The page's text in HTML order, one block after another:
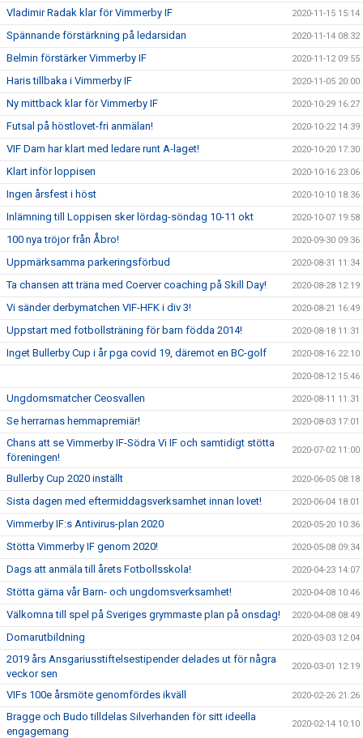
Vladimir Radak klar för Vimmerby IF 2020-11-15 15:14
Spännande förstärkning på ledarsidan 2020-11-14 08:32
Belmin förstärker Vimmerby IF 2020-11-12 09:55
Haris tillbaka i Vimmerby IF 2020-11-05 20:00
Ny mittback klar för Vimmerby IF 2020-10-29 16:27
Futsal på höstlovet-fri anmälan! 2020-10-22 14:39
VIF Dam har klart med ledare runt A-laget! 2020-10-20 17:30
Klart inför loppisen 2020-10-16 23:06
Ingen årsfest i höst 2020-10-10 18:36
Inlämning till Loppisen sker lördag-söndag 10-11 okt 2020-10-07 19:58
100 nya tröjor från Åbro! 2020-09-30 09:36
Uppmärksamma parkeringsförbud 2020-08-31 11:34
Ta chansen att träna med Coerver coaching på Skill Day! 2020-08-28 12:19
Vi sänder derbymatchen VIF-HFK i div 3! 2020-08-21 16:49
Uppstart med fotbollsträning för barn födda 2014! 2020-08-18 11:31
Inget Bullerby Cup i år pga covid 19, däremot en BC-golf 2020-08-16 22:10
2020-08-12 15:46
Ungdomsmatcher Ceosvallen 2020-08-11 11:31
Se herrarnas hemmapremiär! 2020-08-03 17:01
Chans att se Vimmerby IF-Södra Vi IF och samtidigt stötta
föreningen!
2020-07-02 11:00
Bullerby Cup 2020 inställt 2020-06-05 08:18
Sista dagen med eftermiddagsverksamhet innan lovet! 2020-06-04 18:01
Vimmerby IF:s Antivirus-plan 2020 2020-05-20 10:36
Stötta Vimmerby IF genom 2020! 2020-05-08 09:34
Dags att anmäla till årets Fotbollsskola! 2020-04-23 14:07
Stötta gärna vår Barn- och ungdomsverksamhet! 2020-04-08 10:46
Välkomna till spel på Sveriges grymmaste plan på onsdag! 2020-04-08 08:49
Domarutbildning 2020-03-03 12:04
2019 års Ansgariusstiftelsestipender delades ut för några
veckor sen
2020-03-01 12:19
VIFs 100e årsmöte genomfördes ikväll 2020-02-26 21:26
Bragge och Budo tilldelas Silverhanden för sitt ideella
engagemang
2020-02-14 10:10